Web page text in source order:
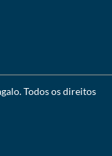
. Todos os direitos